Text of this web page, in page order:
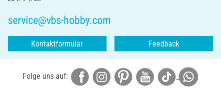
service@vbs-hobby.com
Kontaktformular Feedback
Folge uns auf: